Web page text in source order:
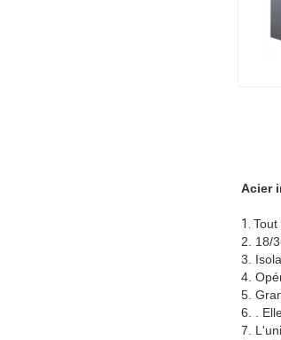
Acier
1.
2. 18/
3.
4.
5.
6.
.
7.